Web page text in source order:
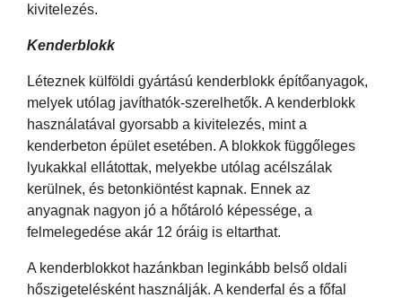
kivitelezés.
Kenderblokk
Léteznek külföldi gyártású kenderblokk építőanyagok,
melyek utólag javíthatók-szerelhetők. A kenderblokk
használatával gyorsabb a kivitelezés, mint a
kenderbeton épület esetében. A blokkok függőleges
lyukakkal ellátottak, melyekbe utólag acélszálak
kerülnek, és betonkiöntést kapnak. Ennek az
anyagnak nagyon jó a hőtároló képessége, a
felmelegedése akár 12 óráig is eltarthat.
A kenderblokkot hazánkban leginkább belső oldali
hőszigetelésként használják. A kenderfal és a főfal